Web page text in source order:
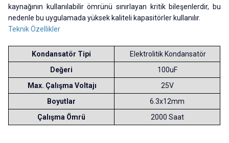
kaynağının kullanılabilir ömrünü sınırlayan kritik bileşenlerdir, bu
nedenle bu uygulamada yüksek kaliteli kapasitörler kullanılır.
Teknik Özellikler
Kondansatör Tipi
Elektrolitik Kondansatör
Değeri
100uF
Max. Çalışma Voltajı
25V
Boyutlar
6.3x12mm
Çalışma Ömrü
2000 Saat